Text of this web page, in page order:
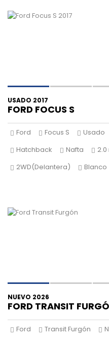
USADO 2017
FORD FOCUS S
Ford Focus S Usado
Hatchback
Nafta
2WD(Delantera)
Blanco
NUEVO 2026
FORD TRANSIT
Ford Transit Furgón